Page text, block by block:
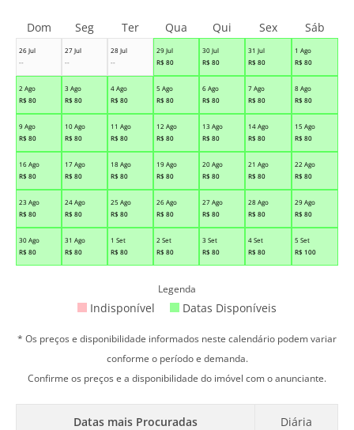
26 Jul
--
27 Jul
--
28 Jul
--
29 Jul
R$ 80
30 Jul
R$ 80
31 Jul
R$ 80
1 Ago
R$ 80
2 Ago
R$ 80
3 Ago
R$ 80
4 Ago
R$ 80
5 Ago
R$ 80
6 Ago
R$ 80
7 Ago
R$ 80
8 Ago
R$ 80
9 Ago
R$ 80
10 Ago
R$ 80
11 Ago
R$ 80
12 Ago
R$ 80
13 Ago
R$ 80
14 Ago
R$ 80
15 Ago
R$ 80
16 Ago
R$ 80
17 Ago
R$ 80
18 Ago
R$ 80
19 Ago
R$ 80
20 Ago
R$ 80
21 Ago
R$ 80
22 Ago
R$ 80
23 Ago
R$ 80
24 Ago
R$ 80
25 Ago
R$ 80
26 Ago
R$ 80
27 Ago
R$ 80
28 Ago
R$ 80
29 Ago
R$ 80
30 Ago
R$ 80
31 Ago
R$ 80
1 Set
R$ 80
2 Set
R$ 80
3 Set
R$ 80
4 Set
R$ 80
5 Set
R$ 100
Dom Seg Ter Qua Qui Sex Sáb
Legenda
Indisponível Datas Disponíveis
* Os preços e disponibilidade informados neste calendário podem variar
conforme o período e demanda.
Confirme os preços e a disponibilidade do imóvel com o anunciante.
Datas mais Procuradas Diária